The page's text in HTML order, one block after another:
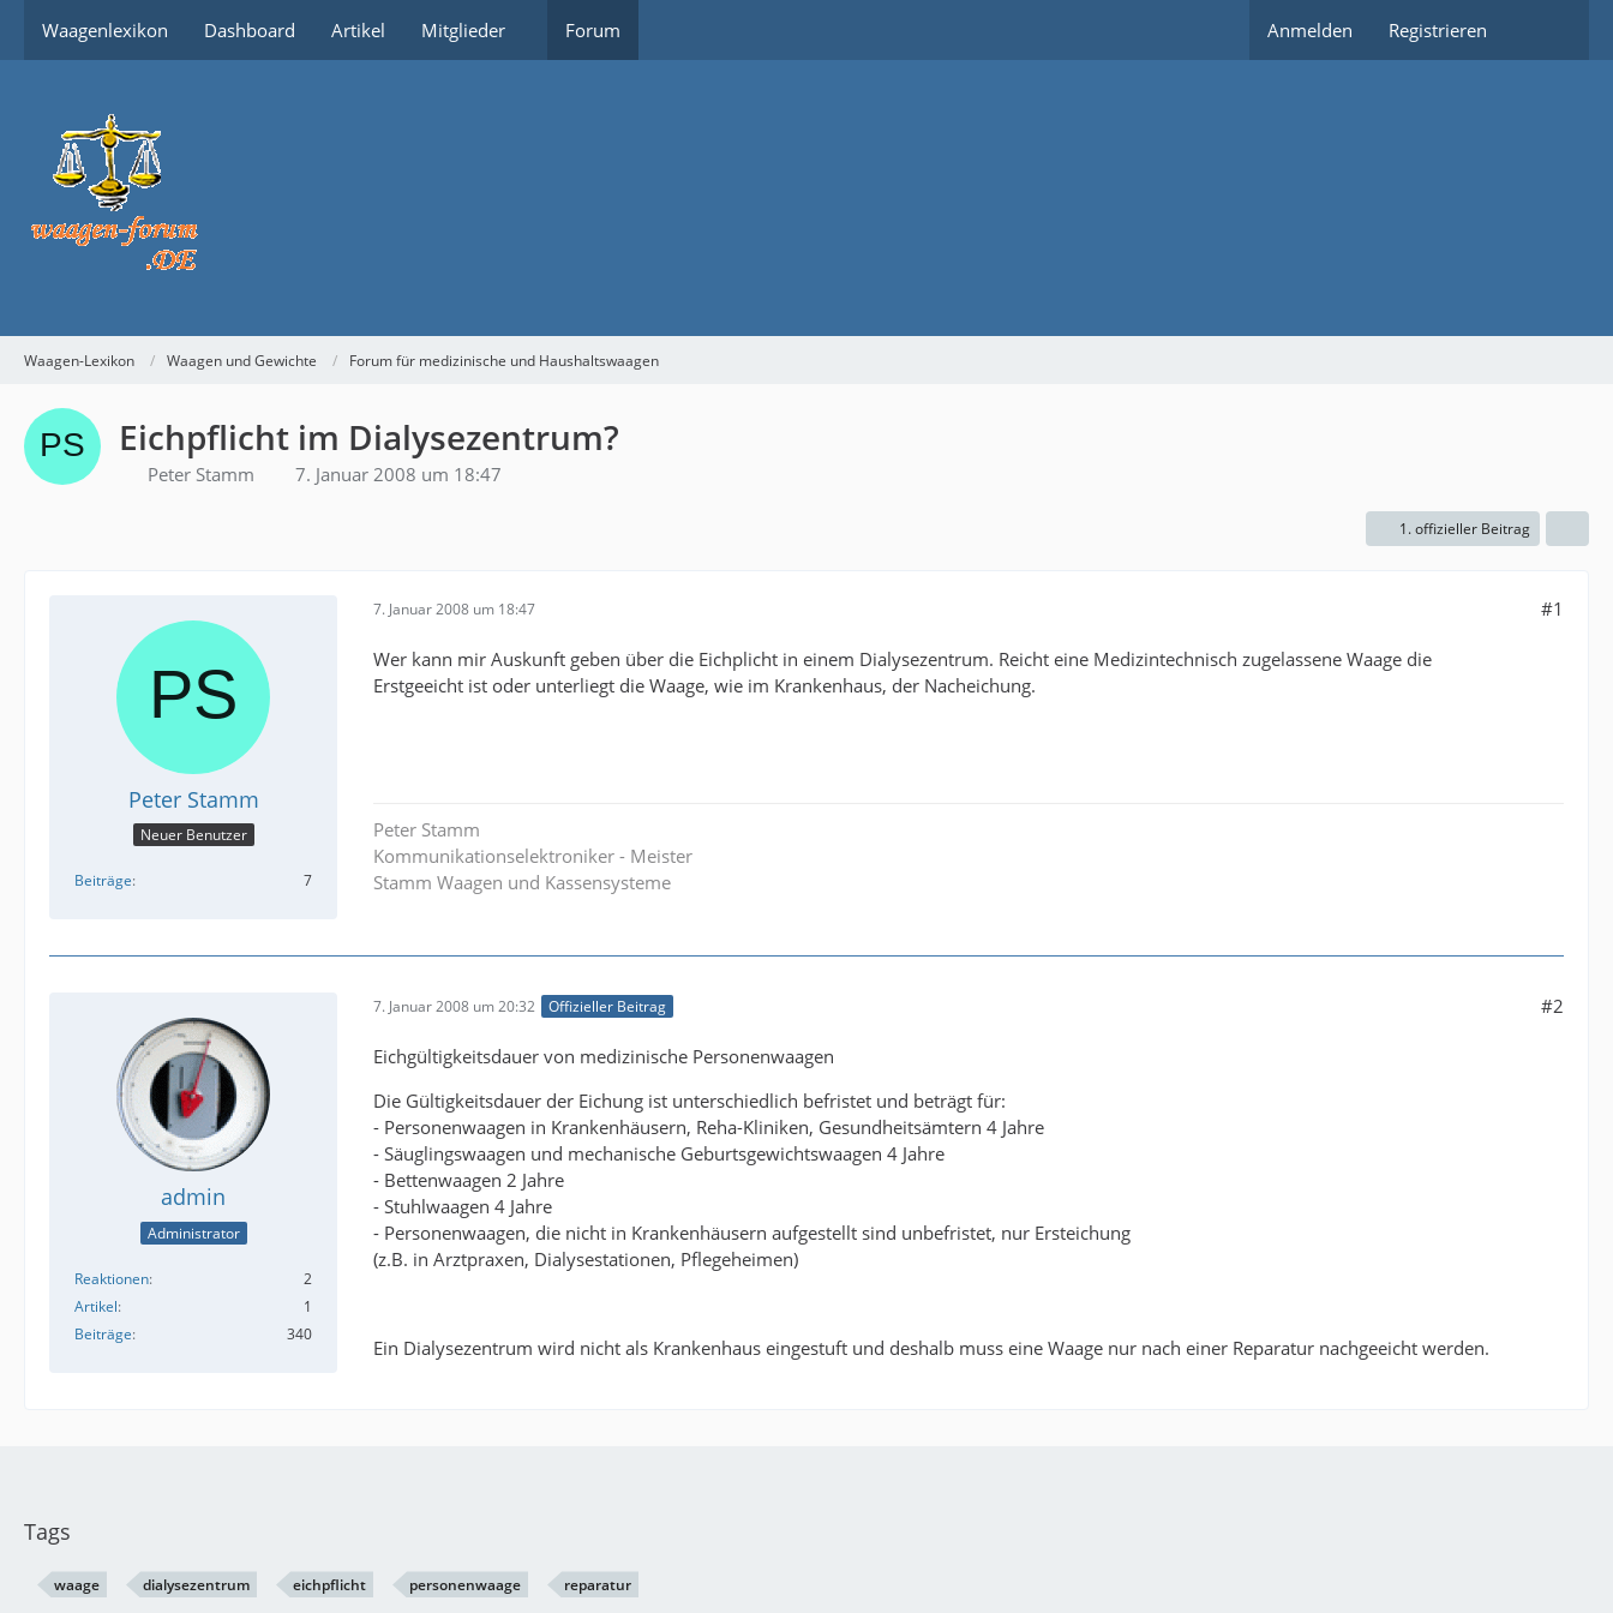
Waagenlexikon Dashboard Artikel Mitglieder Forum Anmelden Registrieren
Waagen-Lexikon Waagen und Gewichte Forum für medizinische und Haushaltswaagen
Eichpflicht im Dialysezentrum?
Peter Stamm 7. Januar 2008 um 18:47
1. offizieller Beitrag
Peter Stamm
Neuer Benutzer
Beiträge 7
7. Januar 2008 um 18:47 #1
Wer kann mir Auskunft geben über die Eichplicht in einem Dialysezentrum. Reicht eine Medizintechnisch zugelassene Waage die
Erstgeeicht ist oder unterliegt die Waage, wie im Krankenhaus, der Nacheichung.
Peter Stamm
Kommunikationselektroniker - Meister
Stamm Waagen und Kassensysteme
admin
Administrator
Reaktionen
2
Artikel
1
Beiträge
340
7. Januar 2008 um 20:32 Offizieller Beitrag #2
Eichgültigkeitsdauer von medizinische Personenwaagen
Die Gültigkeitsdauer der Eichung ist unterschiedlich befristet und beträgt für:
- Personenwaagen in Krankenhäusern, Reha-Kliniken, Gesundheitsämtern 4 Jahre
- Säuglingswaagen und mechanische Geburtsgewichtswaagen 4 Jahre
- Bettenwaagen 2 Jahre
- Stuhlwaagen 4 Jahre
- Personenwaagen, die nicht in Krankenhäusern aufgestellt sind unbefristet, nur Ersteichung
(z.B. in Arztpraxen, Dialysestationen, Pflegeheimen)
Ein Dialysezentrum wird nicht als Krankenhaus eingestuft und deshalb muss eine Waage nur nach einer Reparatur nachgeeicht werden.
Tags
waage dialysezentrum eichpflicht personenwaage reparatur